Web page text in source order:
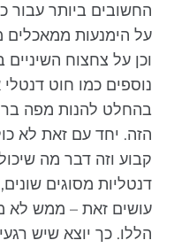
החשובים ביותר עבור
על הימנעות ממאכלים
וכן על צחצוח השיניים
נוספים כמו חוט דנטלי
בהחלט להנות מפה
הזה. יחד עם זאת לא
קבוע וזה דבר מה שיכול
דנטליות מסוגים
עושים זאת – ממש לא
הללו. כך יוצא שיש